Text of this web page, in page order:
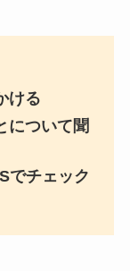
ける
について聞
でチェック